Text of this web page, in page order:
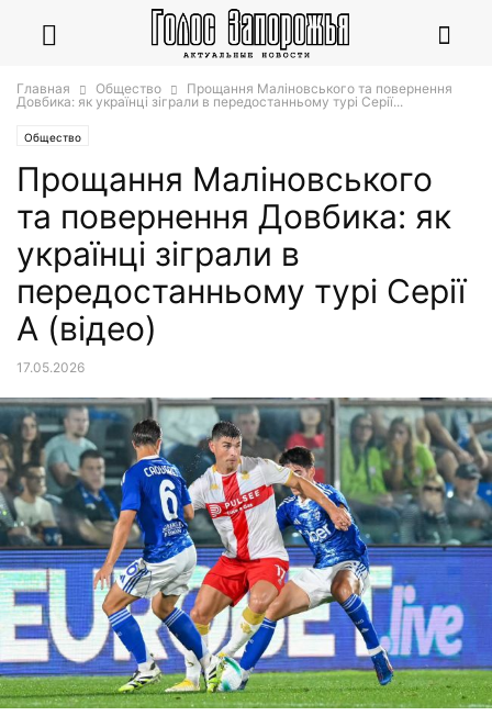
Главная Общество
Прощання Маліновського та повернення
Довбика: як українці зіграли в передостанньому турі Серії...
Общество
Прощання Маліновського
та повернення Довбика: як
українці зіграли в
передостанньому турі Серії
А (відео)
17.05.2026